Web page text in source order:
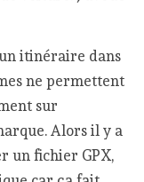
itinéraire dans
ne permettent
sur
Alors il y a
un fichier GPX,